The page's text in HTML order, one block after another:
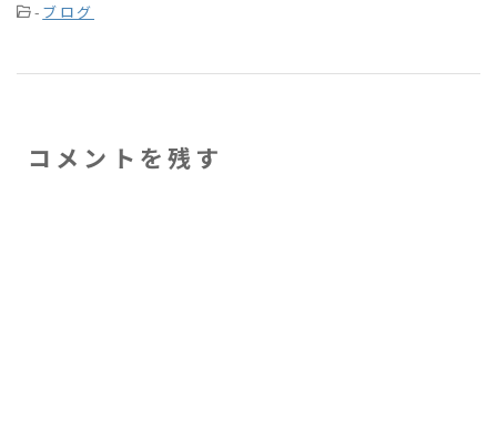
- ブログ
コメントを残す